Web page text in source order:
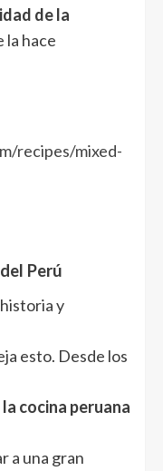
de la
la hace
recipes/mixed-
Perú
y
esto. Desde los
la cocina peruana
a una gran